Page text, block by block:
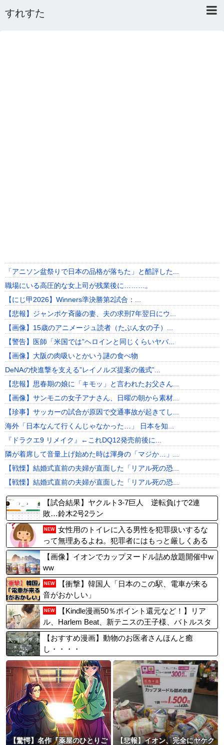
すれすた
「アニソン盆祭りで日本の品格が落ちた」と酷評した...
職場にいる高圧的な女上司が残業後に………。
【にじ甲2026】Winners準決勝第2試合：...
【悲報】ジャンポケ斉藤の妻、夫の求刑7年翌日にウ...
【画像】15歳のアニメージュ読者（たぶん女の子）...
【警告】医師「米国では”ヘロインと同じくらいヤバ...
【画像】大阪の肉吸いとかいう謎の食べ物
DeNAの快進撃を支える”レイノルズ提案の儀式”...
【悲報】思春期の娘に「キモッ」と言われたお父さん...
【画像】サンモニの女子アナさん、日曜の朝から素材...
【珍事】サッカーの試合が原因で交通事故が起きてし...
海外「日本なんて行くんじゃなかった…」 日本を知...
『ドラクエ9 リメイク』←これDQ12発売前後に...
隣が着席して音量上げ始めた時は渾身の「マジか…」...
【戦慄】結婚式直前の夫婦が直面した「リアル死の恐...
【戦慄】結婚式直前の夫婦が直面した「リアル死の恐...
【試合結果】ヤクルト3-7巨人 逆転負けで2連
敗…鈴木2号2ラン
NEW 女性用のトイレに入る男性を犯罪扱いするな
って無理あるよね。犯罪者にはもっと厳しくある
べき
【画像】イオンでカップヌードル詰め放題開催中w
ww
NEW
【衝撃】韓国人「日本のこの駅、電車が来る
音がおかしい」
NEW
【Kindle漫画50％ポイント還元など！】リア
ル、Harlem Beat、新テニスの王子様、バトルスタ
ディーズ、テコンダー朴、ろくでなしブルース、
シュート！など他にも多数！Dreamsはヤバい価
格！
【おすすめ漫画】動物のお医者さんほんと癒
し・・・・
【驚愕】名作『薬屋のひとりご
【悲報】イオン、完全にヤケク